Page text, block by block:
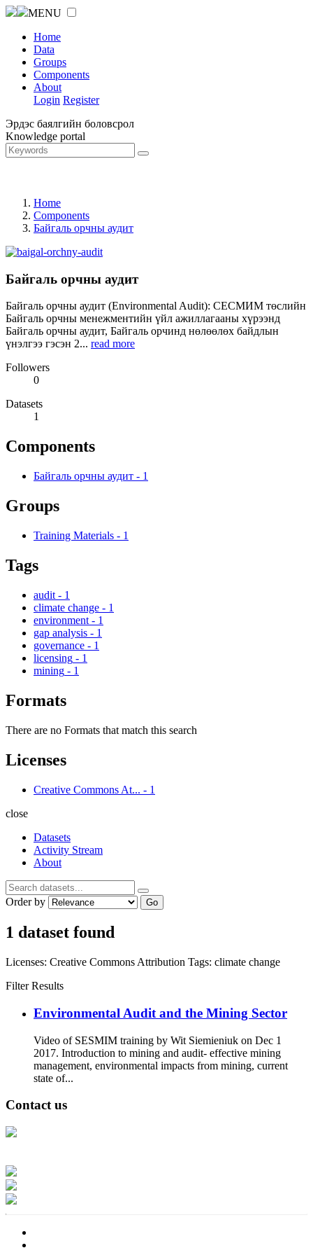
MENU
Home
Data
Groups
Components
About
Login Register
Эрдэс баялгийн боловсрол
Knowledge portal
Home
Components
Байгаль орчны аудит
Байгаль орчны аудит
Байгаль орчны аудит (Environmental Audit): СЕСМИМ төслийн
Байгаль орчны менежментийн үйл ажиллагааны хүрээнд
Байгаль орчны аудит, Байгаль орчинд нөлөөлөх байдлын
үнэлгээ гэсэн 2... read more
Followers
0
Datasets
1
Components
Байгаль орчны аудит - 1
Groups
Training Materials - 1
Tags
audit - 1
climate change - 1
environment - 1
gap analysis - 1
governance - 1
licensing - 1
mining - 1
Formats
There are no Formats that match this search
Licenses
Creative Commons At... - 1
close
Datasets
Activity Stream
About
Order by Go
1 dataset found
Licenses: Creative Commons Attribution Tags: climate change
Filter Results
Environmental Audit and the Mining Sector
Video of SESMIM training by Wit Siemieniuk on Dec 1
2017. Introduction to mining and audit- effective mining
management, environmental impacts from mining, current
state of...
Contact us